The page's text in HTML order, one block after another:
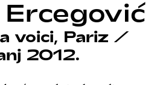
Ercegović
voici, Pariz /
2012.